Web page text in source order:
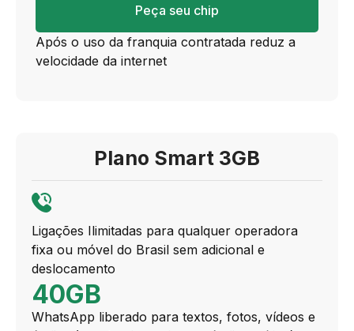
Peça seu chip
Após o uso da franquia contratada reduz a
velocidade da internet
Plano Smart 3GB
Ligações Ilimitadas para qualquer operadora
fixa ou móvel do Brasil sem adicional e
deslocamento
40GB
WhatsApp liberado para textos, fotos, vídeos e